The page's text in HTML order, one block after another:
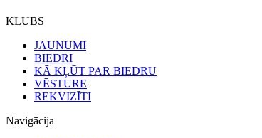
KLUBS
JAUNUMI
BIEDRI
KĀ KĻŪT PAR BIEDRU
VĒSTURE
REKVIZĪTI
Navigācija